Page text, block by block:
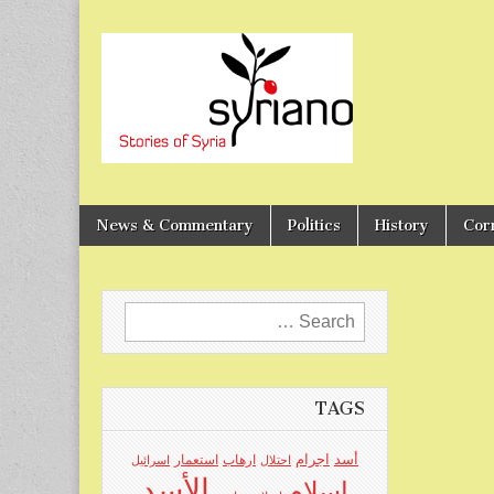
syriano History
Politics
News & Commentary
Search
for:
TAGS
أسد اجرام احتلال ارهاب استعمار اسرائيل